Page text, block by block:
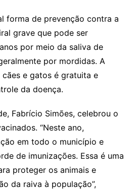
forma de prevenção contra a
grave que pode ser
por meio da saliva de
por mordidas. A
cães e gatos é gratuita e
da doença.
Fabrício Simões, celebrou o
“Neste ano,
em todo o município e
de imunizações. Essa é uma
proteger os animais e
da raiva à população”,